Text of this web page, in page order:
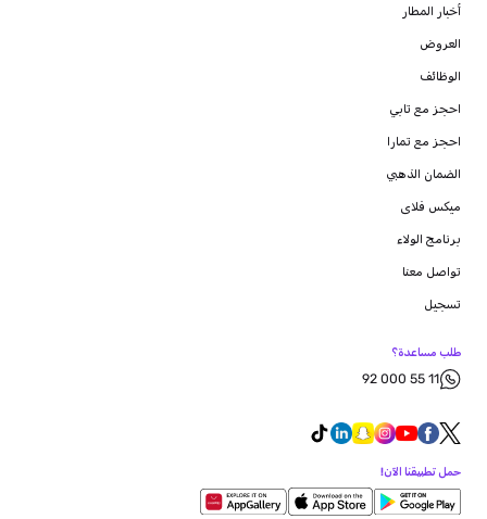
أخبار المطار
العروض
الوظائف
احجز مع تابي
احجز مع تمارا
الضمان الذهبي
ميكس فلاى
برنامج الولاء
تواصل معنا
تسجيل
طلب مساعدة؟
92 000 55 11
حمل تطبيقنا الآن!